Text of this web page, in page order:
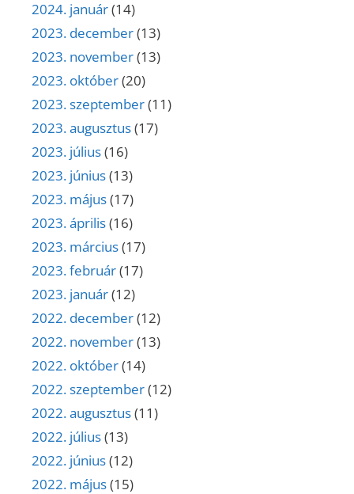
2024. január(14)
2023. december(13)
2023. november(13)
2023. október(20)
2023. szeptember(11)
2023. augusztus(17)
2023. július(16)
2023. június(13)
2023. május(17)
2023. április(16)
2023. március(17)
2023. február(17)
2023. január(12)
2022. december(12)
2022. november(13)
2022. október(14)
2022. szeptember(12)
2022. augusztus(11)
2022. július(13)
2022. június(12)
2022. május(15)